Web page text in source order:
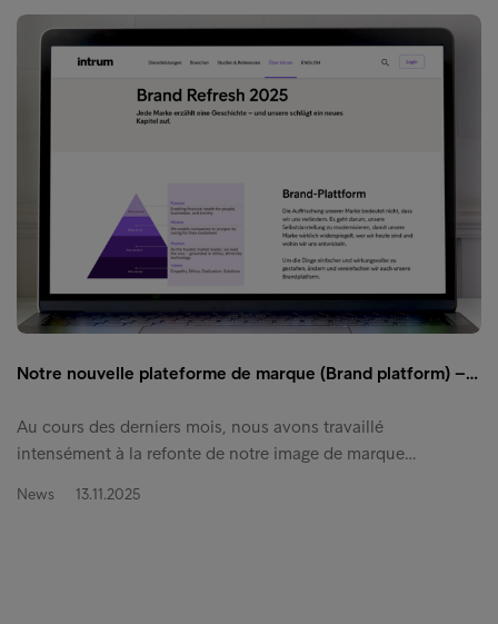
Notre nouvelle plateforme de marque (Brand platform) –…
Au cours des derniers mois, nous avons travaillé
intensément à la refonte de notre image de marque…
News 13.11.2025